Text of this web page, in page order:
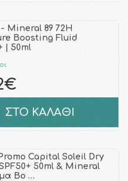
- Mineral 89 72H
Boosting Fluid
| 50ml
ΣΤΟ ΚΑΛΑΘΙ
Capital Soleil Dry
50ml & Mineral
Bo …